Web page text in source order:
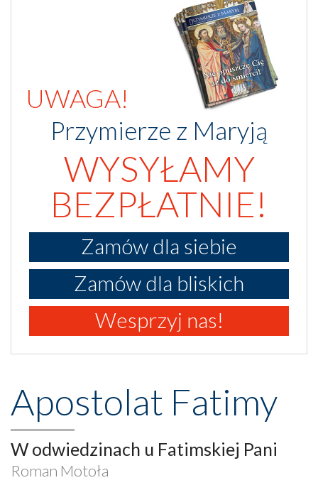
UWAGA!
Przymierze z Maryją
WYSYŁAMY
BEZPŁATNIE!
Zamów dla siebie
Zamów dla bliskich
Wesprzyj nas!
Apostolat Fatimy
W odwiedzinach u Fatimskiej Pani
Roman Motoła